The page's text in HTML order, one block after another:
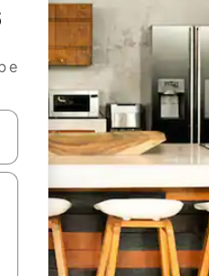
e
os usando as seta para cima